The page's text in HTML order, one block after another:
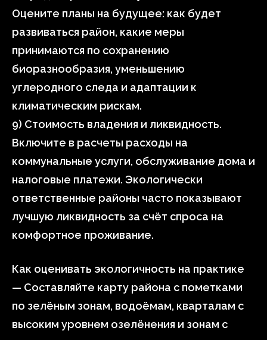
Оцените планы на будущее: как будет
развиваться район, какие меры
принимаются по сохранению
биоразнообразия, уменьшению
углеродного следа и адаптации к
климатическим рискам.
9) Стоимость владения и ликвидность.
Включите в расчеты расходы на
коммунальные услуги, обслуживание дома и
налоговые платежи. Экологически
ответственные районы часто показывают
лучшую ликвидность за счёт спроса на
комфортное проживание.
Как оценивать экологичность на практике
— Составляйте карту района с пометками
по зелёным зонам, водоёмам, кварталам с
высоким уровнем озелёнения и зонам с